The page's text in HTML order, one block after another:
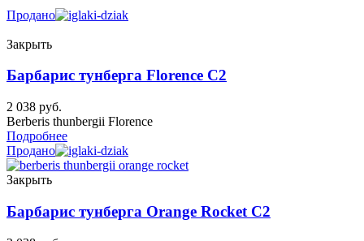
Продано
Закрыть
Барбарис тунберга Florence C2
2 038 руб.
Berberis thunbergii Florence
Подробнее
Продано
Закрыть
Барбарис тунберга Orange Rocket C2